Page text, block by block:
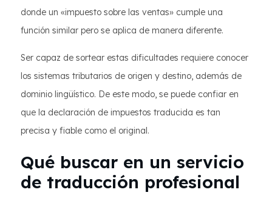
donde un «impuesto sobre las ventas» cumple una
función similar pero se aplica de manera diferente.
Ser capaz de sortear estas dificultades requiere conocer
los sistemas tributarios de origen y destino, además de
dominio lingüístico. De este modo, se puede confiar en
que la declaración de impuestos traducida es tan
precisa y fiable como el original.
Qué buscar en un servicio
de traducción profesional